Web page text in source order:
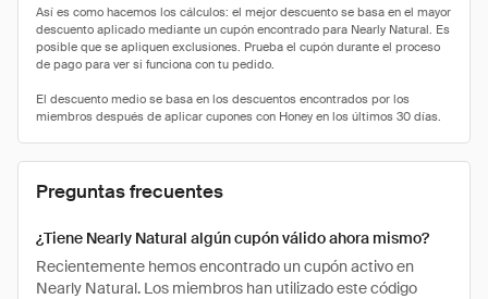
Preguntas frecuentes
¿Tiene Nearly Natural algún cupón válido ahora mismo?
Recientemente hemos encontrado un cupón activo en
Nearly Natural. Los miembros han utilizado este código